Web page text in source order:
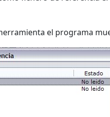
el programa